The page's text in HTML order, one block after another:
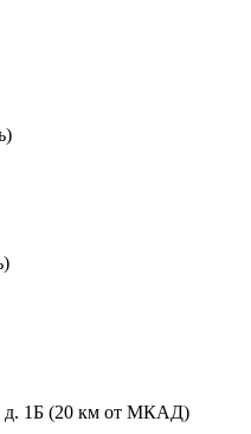
д. 1Б (20 км от МКАД)